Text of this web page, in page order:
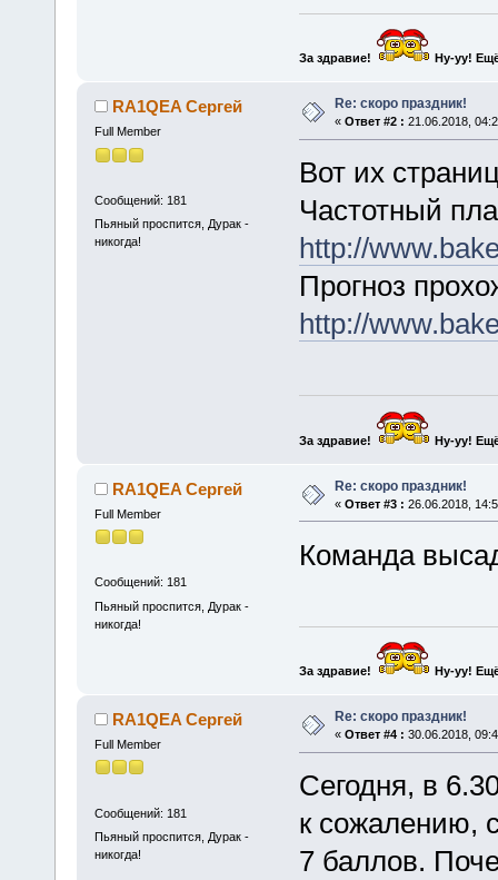
За здравие! Ну-уу!
RA1QEA Сергей
Full Member
Сообщений: 181
Пьяный проспится, Дурак -
никогда!
Re: скоро праздник!
« Ответ #2 : 21.06.2018,
Вот их
Частотный
http://
Прогноз
http://
За здравие! Ну-уу!
RA1QEA Сергей
Full Member
Сообщений: 181
Пьяный проспится, Дурак -
никогда!
Re: скоро праздник!
« Ответ #3 : 26.06.2018,
Команда
За здравие! Ну-уу!
RA1QEA Сергей
Full Member
Сообщений: 181
Пьяный проспится, Дурак -
никогда!
Re: скоро праздник!
« Ответ #4 : 30.06.2018,
Сегодня, в
к сожалению,
7 баллов.